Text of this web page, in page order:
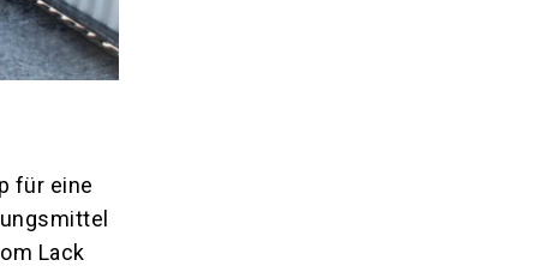
für eine
Lack